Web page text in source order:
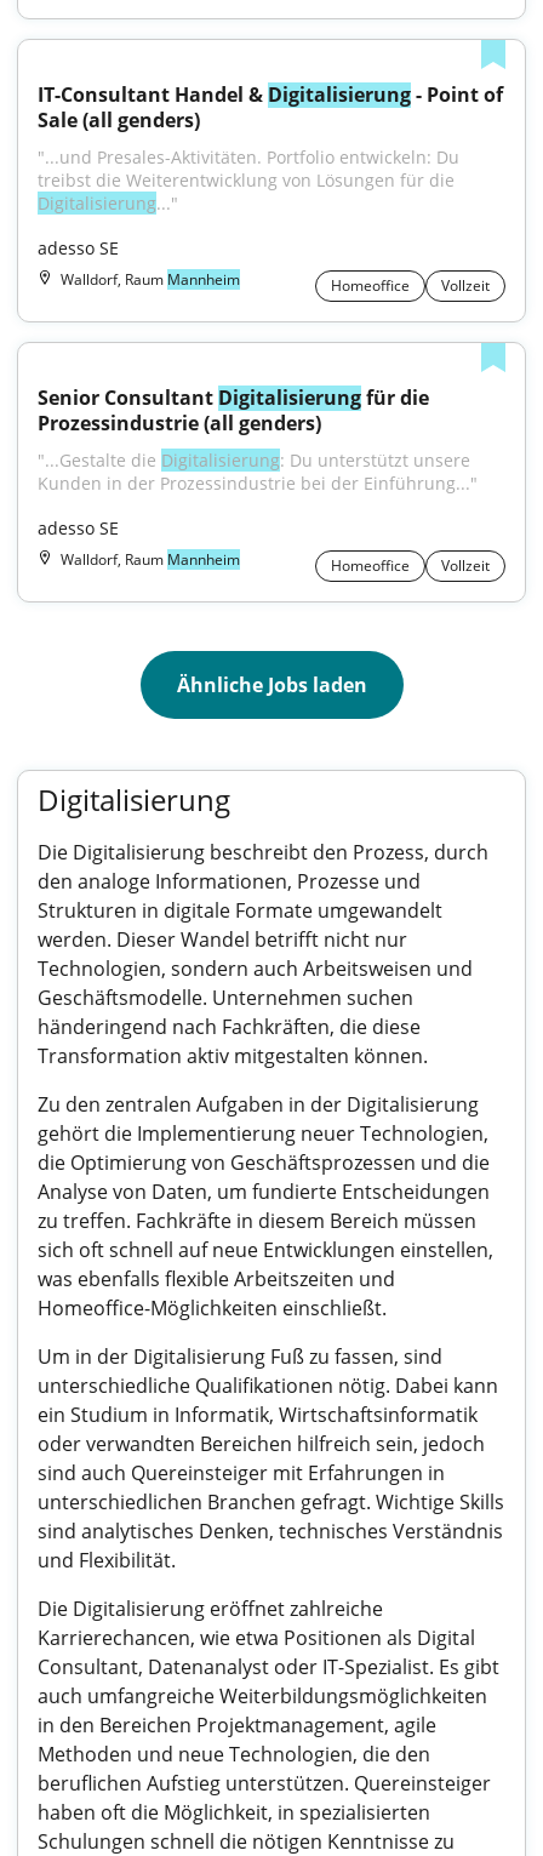
IT-Consultant Handel & Digitalisierung - Point of
Sale (all genders)
"...und Presales-Aktivitäten. Portfolio entwickeln: Du
Digitalisierung..."
adesso SE
Walldorf, Raum Mannheim Homeoffice Vollzeit
Senior Consultant Digitalisierung für die
Prozessindustrie (all genders)
"...Gestalte die Digitalisierung: Du unterstützt unsere
Kunden in der Prozessindustrie bei der Einführung..."
adesso SE
Walldorf, Raum Mannheim Homeoffice Vollzeit
Ähnliche Jobs laden
Digitalisierung
Die Digitalisierung beschreibt den Prozess, durch
den analoge Informationen, Prozesse und
Strukturen in digitale Formate umgewandelt
werden. Dieser Wandel betrifft nicht nur
Technologien, sondern auch Arbeitsweisen und
Geschäftsmodelle. Unternehmen suchen
händeringend nach Fachkräften, die diese
Transformation aktiv mitgestalten können.
Zu den zentralen Aufgaben in der Digitalisierung
gehört die Implementierung neuer Technologien,
die Optimierung von Geschäftsprozessen und die
Analyse von Daten, um fundierte Entscheidungen
zu treffen. Fachkräfte in diesem Bereich müssen
sich oft schnell auf neue Entwicklungen einstellen,
was ebenfalls flexible Arbeitszeiten und
Homeoffice-Möglichkeiten einschließt.
Um in der Digitalisierung Fuß zu fassen, sind
unterschiedliche Qualifikationen nötig. Dabei kann
ein Studium in Informatik, Wirtschaftsinformatik
oder verwandten Bereichen hilfreich sein, jedoch
sind auch Quereinsteiger mit Erfahrungen in
unterschiedlichen Branchen gefragt. Wichtige Skills
sind analytisches Denken, technisches Verständnis
und Flexibilität.
Die Digitalisierung eröffnet zahlreiche
Karrierechancen, wie etwa Positionen als Digital
Consultant, Datenanalyst oder IT-Spezialist. Es gibt
auch umfangreiche Weiterbildungsmöglichkeiten
in den Bereichen Projektmanagement, agile
Methoden und neue Technologien, die den
beruflichen Aufstieg unterstützen. Quereinsteiger
haben oft die Möglichkeit, in spezialisierten
Schulungen schnell die nötigen Kenntnisse zu